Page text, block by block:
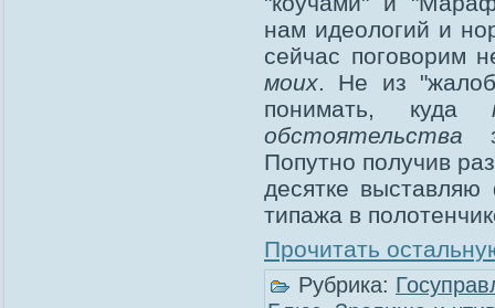
нам идеологий и
сейчас поговорим
моих. Не из
понимать, куда
обстоятельства
Попутно получив
десятке
типажа в
Прочитать
Рубрика: